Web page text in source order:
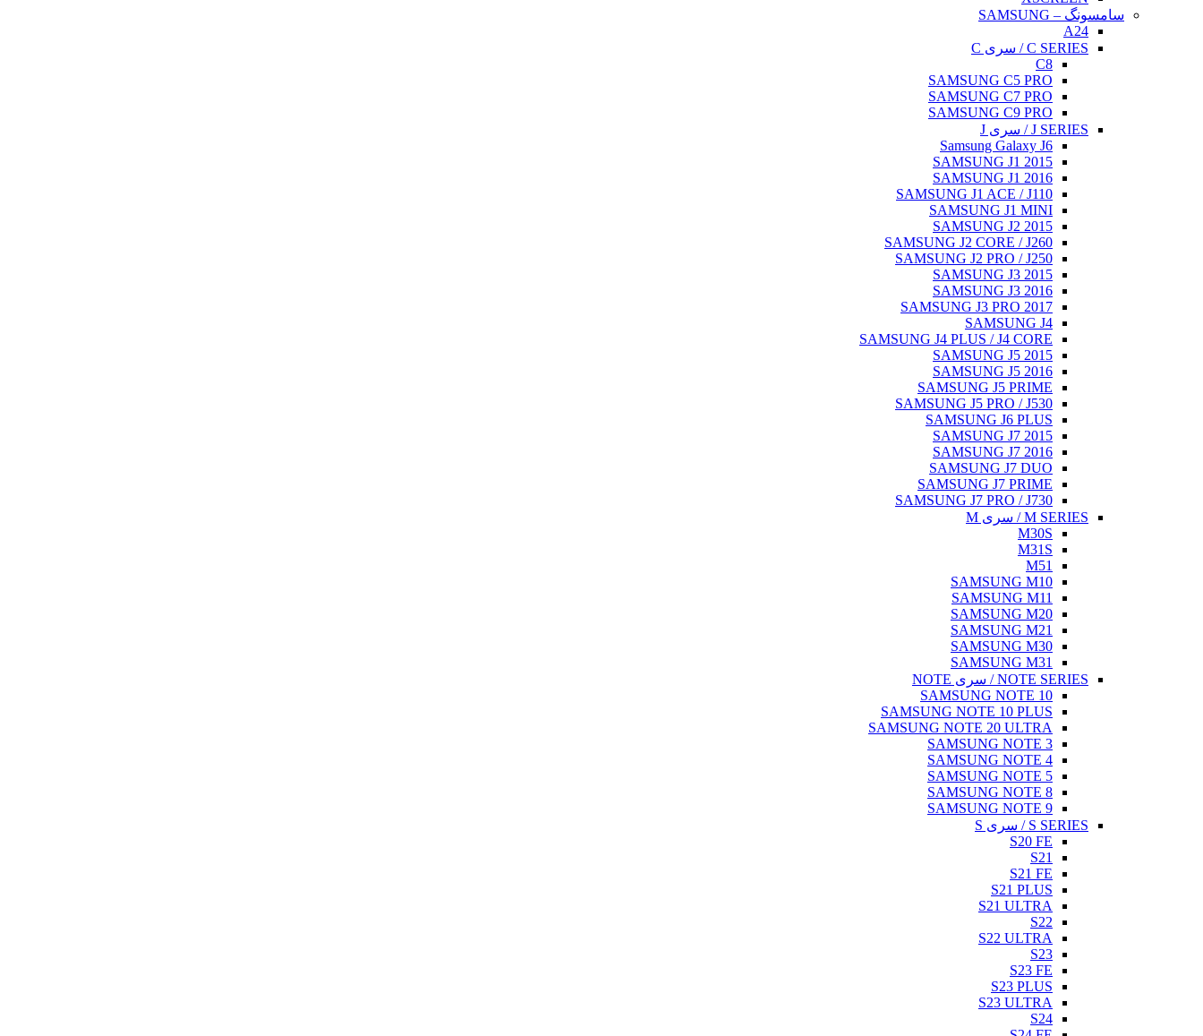
سامسونگ – SAMSUNG
A24
C SERIES / سری C
C8
SAMSUNG C5 PRO
SAMSUNG C7 PRO
SAMSUNG C9 PRO
J SERIES / سری J
Samsung Galaxy J6
SAMSUNG J1 2015
SAMSUNG J1 2016
SAMSUNG J1 ACE / J110
SAMSUNG J1 MINI
SAMSUNG J2 2015
SAMSUNG J2 CORE / J260
SAMSUNG J2 PRO / J250
SAMSUNG J3 2015
SAMSUNG J3 2016
SAMSUNG J3 PRO 2017
SAMSUNG J4
SAMSUNG J4 PLUS / J4 CORE
SAMSUNG J5 2015
SAMSUNG J5 2016
SAMSUNG J5 PRIME
SAMSUNG J5 PRO / J530
SAMSUNG J6 PLUS
SAMSUNG J7 2015
SAMSUNG J7 2016
SAMSUNG J7 DUO
SAMSUNG J7 PRIME
SAMSUNG J7 PRO / J730
M SERIES / سری M
M30S
M31S
M51
SAMSUNG M10
SAMSUNG M11
SAMSUNG M20
SAMSUNG M21
SAMSUNG M30
SAMSUNG M31
NOTE SERIES / سری NOTE
SAMSUNG NOTE 10
SAMSUNG NOTE 10 PLUS
SAMSUNG NOTE 20 ULTRA
SAMSUNG NOTE 3
SAMSUNG NOTE 4
SAMSUNG NOTE 5
SAMSUNG NOTE 8
SAMSUNG NOTE 9
S SERIES / سری S
S20 FE
S21
S21 FE
S21 PLUS
S21 ULTRA
S22
S22 ULTRA
S23
S23 FE
S23 PLUS
S23 ULTRA
S24